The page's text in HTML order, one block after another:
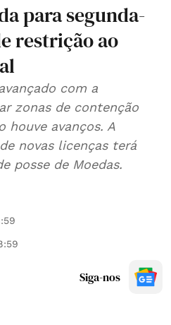
para segunda-
restrição ao
com a
zonas de contenção
houve avanços. A
novas licenças terá
posse de Moedas.
Siga-nos